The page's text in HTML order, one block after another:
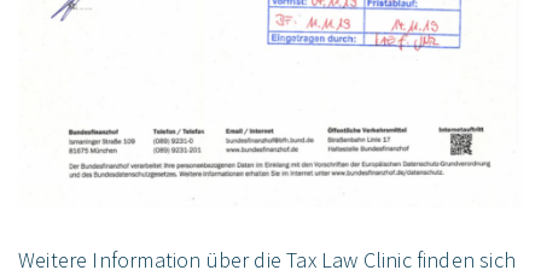
Weitere Information über die Tax Law Clinic finden sich